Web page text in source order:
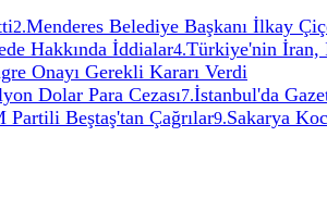
2.Menderes Belediye Başkanı İlkay
Hakkında İddialar4.Türkiye'nin İran,
Onayı Gerekli Kararı Verdi
Dolar Para Cezası7.İstanbul'da
Beştaş'tan Çağrılar9.Sakarya